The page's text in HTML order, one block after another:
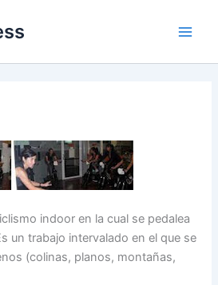
indoor en la cual se pedalea
un trabajo intervalado en el que se
(colinas, planos, montañas,